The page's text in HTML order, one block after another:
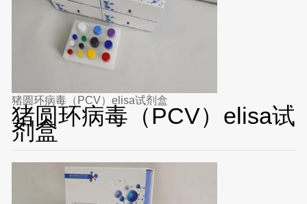
猪圆环病毒（PCV）elisa试剂盒
猪圆环病毒（PCV）elisa试
剂盒